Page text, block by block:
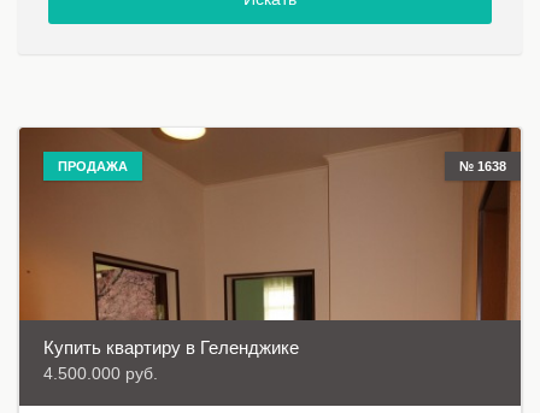
ПРОДАЖА № 1638
Купить квартиру в Геленджике
4.500.000 руб.